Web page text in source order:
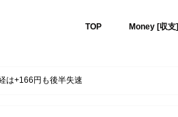
TOP Money [収支]
は+166円も後半失速